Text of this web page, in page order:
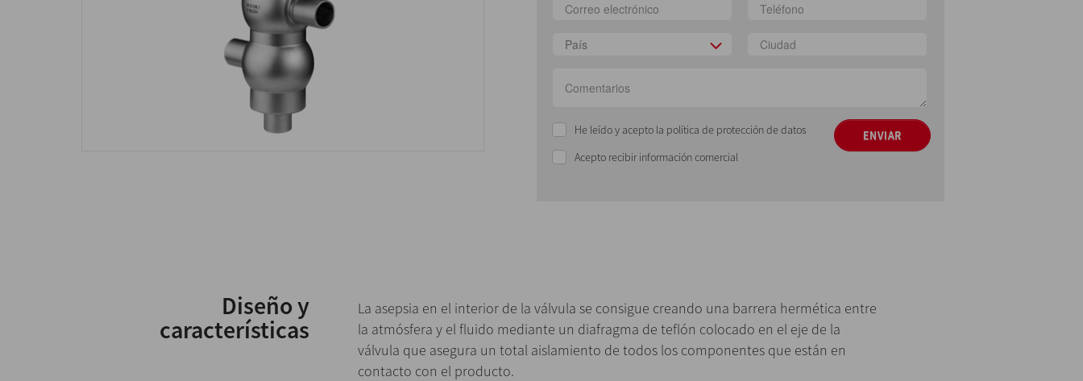
País
He leído y acepto la política de protección de datos
Acepto recibir información comercial
ENVIAR
Diseño y
características
La asepsia en el interior de la válvula se consigue creando una barrera hermética entre
la atmósfera y el fluido mediante un diafragma de teflón colocado en el eje de la
válvula que asegura un total aislamiento de todos los componentes que están en
contacto con el producto.